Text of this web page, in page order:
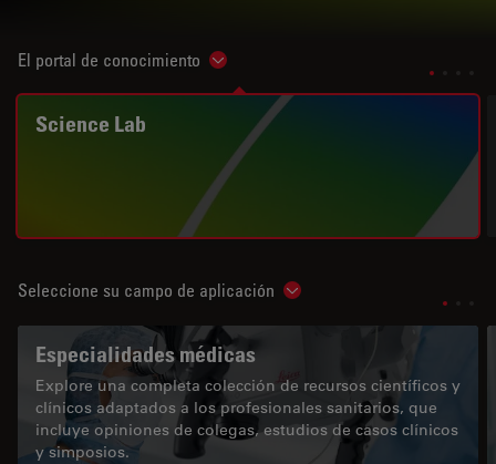
El portal de conocimiento Show subnavigation
Science Lab
Seleccione su campo de aplicación Show subnavigation
Especialidades médicas
Explore una completa colección de recursos científicos y
clínicos adaptados a los profesionales sanitarios, que
incluye opiniones de colegas, estudios de casos clínicos
y simposios.